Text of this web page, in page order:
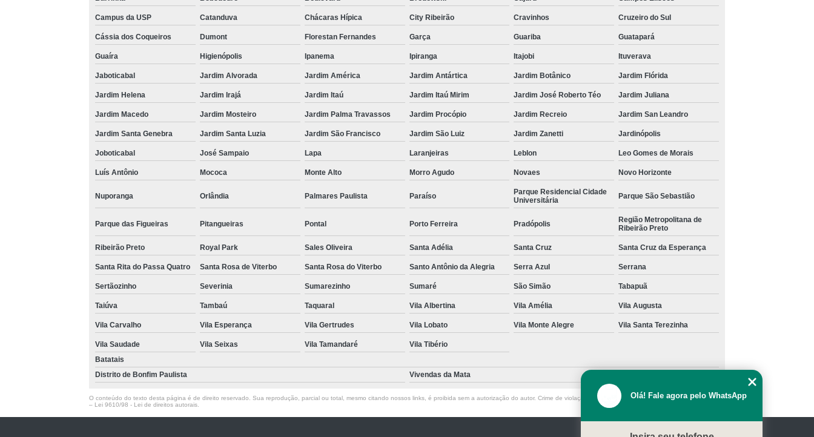
Campus da USP Catanduva Chácaras Hípica City Ribeirão Cravinhos Cruzeiro do Sul
Cássia dos Coqueiros Dumont Florestan Fernandes Garça Guariba Guatapará
Guaíra Higienópolis Ipanema Ipiranga Itajobi Ituverava
Jaboticabal Jardim Alvorada Jardim América Jardim Antártica Jardim Botânico Jardim Flórida
Jardim Helena Jardim Irajá Jardim Itaú Jardim Itaú Mirim Jardim José Roberto Téo Jardim Juliana
Jardim Macedo Jardim Mosteiro Jardim Palma Travassos Jardim Procópio Jardim Recreio Jardim San Leandro
Jardim Santa Genebra Jardim Santa Luzia Jardim São Francisco Jardim São Luiz Jardim Zanetti Jardinópolis
Joboticabal José Sampaio Lapa Laranjeiras Leblon Leo Gomes de Morais
Luís Antônio Mococa Monte Alto Morro Agudo Novaes Novo Horizonte
Nuporanga Orlândia Palmares Paulista Paraíso
Parque Residencial Cidade
Universitária
Parque São Sebastião
Parque das Figueiras Pitangueiras Pontal Porto Ferreira Pradópolis
Região Metropolitana de
Ribeirão Preto
Ribeirão Preto Royal Park Sales Oliveira Santa Adélia Santa Cruz Santa Cruz da Esperança
Santa Rita do Passa Quatro Santa Rosa de Viterbo Santa Rosa do Viterbo Santo Antônio da Alegria Serra Azul Serrana
Sertãozinho Severinia Sumarezinho Sumaré São Simão Tabapuã
Taiúva Tambaú Taquaral Vila Albertina Vila Amélia Vila Augusta
Vila Carvalho Vila Esperança Vila Gertrudes Vila Lobato Vila Monte Alegre Vila Santa Terezinha
Vila Saudade Vila Seixas Vila Tamandaré
Vila Tibério
Batatais
Distrito de Bonfim Paulista
Vivendas da Mata
O conteúdo do texto desta página é de direito reservado. Sua reprodução, parcial ou total, mesmo citando nossos links, é proibida sem a autorização do autor. Crime de violação de direito autoral – artigo 184 do Código Penal
– Lei 9610/98 - Lei de direitos autorais.
Olá! Fale agora pelo WhatsApp